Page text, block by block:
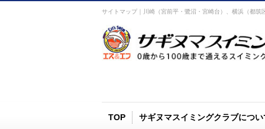
サイトマップ｜川崎（宮前平・鷺沼・宮崎台）、横浜（都
TOP サギヌマスイミングクラブについ